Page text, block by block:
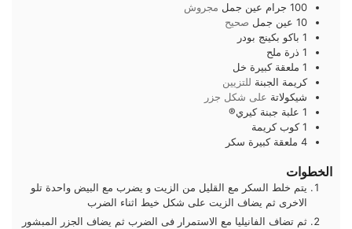
100 جرام عين جمل مجروش
10 عين جمل صحيح
1 باكو بكينج بودر
1 ذرة ملح
1 ملعقة كبيرة خل
كريمة الجبنة للتزيين
شيكولاتة على شكل جزر
1 علبة جبنة كيري®
1 كوبكريمة
4 ملعقة كبيرة سكر
الخطوات
يتم خلط السكر مع القليل من الزيت و يضرب مع البيض واحدة تلو
الاخرى ثم يضاف الزيت على شكل خيط اثناء الضرب
ثم تضاف الفانيليا مع الاستمرار فى الضرب ثم يضاف الجزر المبشور